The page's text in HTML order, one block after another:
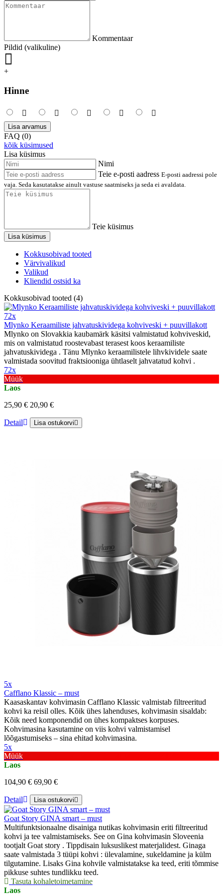
Kommentaar
Pildid (valikuline)
+
Hinne
Lisa arvamus
FAQ (0)
kõik küsimused
Lisa küsimus
Nimi
Teie e-posti aadress E-posti aadressi pole
vaja. Seda kasutatakse ainult vastuse saatmiseks ja seda ei avaldata.
Teie küsimus
Lisa küsimus
Kokkusobivad tooted
Värvivalikud
Valikud
Kliendid ostsid ka
Kokkusobivad tooted (4)
72x
Mlynko Keraamiliste jahvatuskividega kohviveski + puuvillakott
Mlynko on Slovakkia kaubamärk käsitsi valmistatud kohviveskid,
mis on valmistatud roostevabast terasest koos keraamiliste
jahvatuskividega . Tänu Mlynko keraamilistele lihvkividele saate
valmistada soovitud fraktsiooniga ühtlaselt jahvatatud kohvi .
72x
Müük
Laos
25,90 € 20,90 €
Detail Lisa ostukorvi
5x
Cafflano Klassic – must
Kaasaskantav kohvimasin Cafflano Klassic valmistab filtreeritud
kohvi ka reisil olles. Kõik ühes lahenduses, kohvimasin sisaldab:
Kõik need komponendid on ühes kompaktses korpuses.
Kohvimasina kasutamine on viis kohvi valmistamisel
lõõgastumiseks – sina ehitad kohvimasina.
5x
Müük
Laos
104,90 € 69,90 €
Detail Lisa ostukorvi
Goat Story GINA smart – must
Multifunktsionaalne disainiga nutikas kohvimasin eriti filtreeritud
kohvi ja tee valmistamiseks. See on Gina kohvimasin Sloveenia
tootjalt Goat story . Tippdisain luksuslikest materjalidest. Ginaga
saate valmistada 3 tüüpi kohvi : ülevalamine, sukeldamine ja külm
tilgutamine. Lisaks Gina kohvile valmistatakse ka teed, eriti tõmmise
pikkuse suhtes tundlikku teed.
Tasuta kohaletoimetamine
Laos